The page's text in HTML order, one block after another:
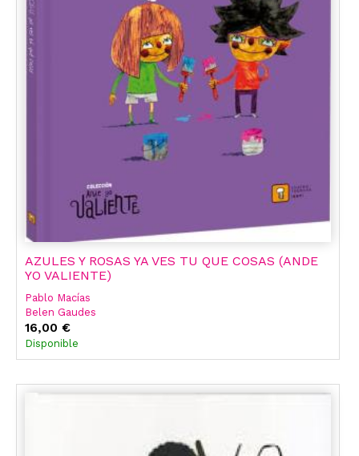
AZULES Y ROSAS YA VES TU QUE COSAS (ANDE
YO VALIENTE)
Pablo Macías
Belen Gaudes
16,00 €
Disponible